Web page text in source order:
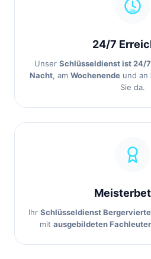
24/7
Unser Schlüsseldienst ist 24/
Nacht, am Wochenende und an
Sie da.
Ihr Schlüsseldienst
mit ausgebildeten